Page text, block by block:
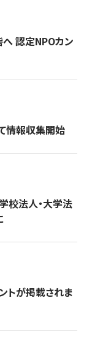
認定NPOカン
情報収集開始
校法人・大学法
トが掲載されま